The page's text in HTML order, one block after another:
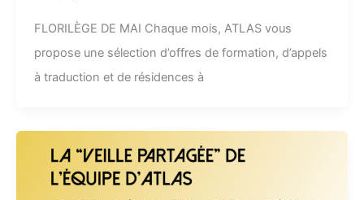
FLORILÈGE DE MAI Chaque mois, ATLAS vous
propose une sélection d’offres de formation, d’appels
à traduction et de résidences à